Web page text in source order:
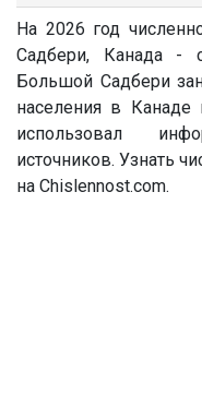
На 2026 год
Садбери, Канада -
Большой Садбери
населения в Канаде
использовал
источников. Узнать
на Chislennost.com.